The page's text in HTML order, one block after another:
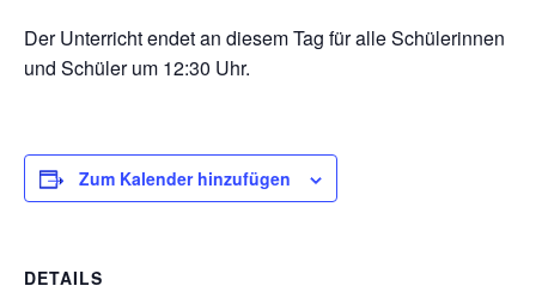
Der Unterricht endet an diesem Tag für alle Schülerinnen
und Schüler um 12:30 Uhr.
Zum Kalender hinzufügen
DETAILS